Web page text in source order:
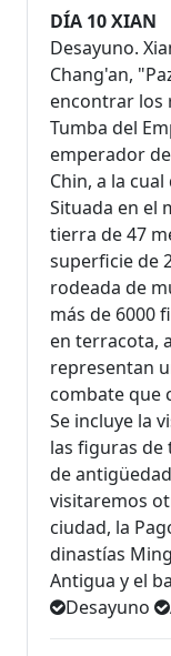
DÍA 10 XIAN
Desayuno.
Chang'an,
encontrar los
Tumba del
emperador
Chin, a la
Situada en el
tierra de 47
superficie de
rodeada de
más de 6000
en terracota,
representan
combate que
Se incluye la
las figuras de
de
visitaremos
ciudad, la
dinastías
Antigua y el
Desayuno